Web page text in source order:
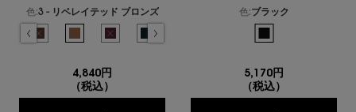
色:3 - リベレイテッド ブロンズ
色を選択してください
{1} の場合
選択済み
1 - アンブライドルド ブラック のカラー YSL リベレイテッド アイライナー ウォ
選択済み
商品バリエーションは在庫切れです, 2 - ディコンストラクテッド ブラウ
選択済み
3 - リベレイテッド ブロンズ のカラー YSL リベレイテッド アイ
選択済み
商品バリエーションは在庫切れです, 4 - アンリストリク
選択済み
5 - プリズマティック ブラック のカラー YSL
4,840円
（税込）
色:ブラック
5,170円
（税込）